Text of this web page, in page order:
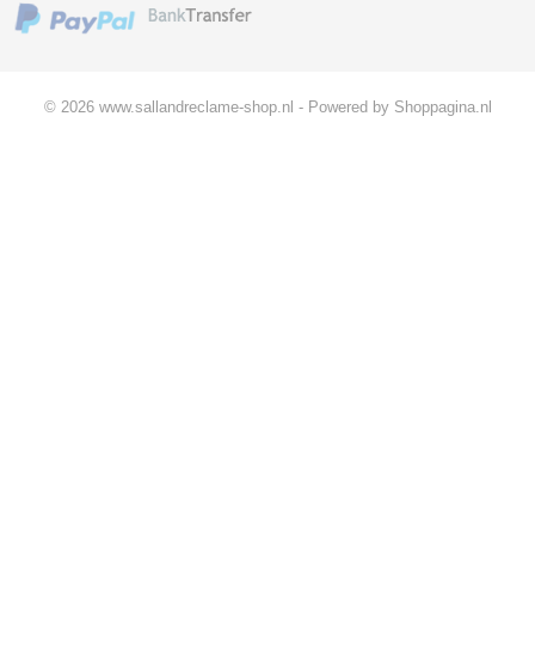
© 2026 www.sallandreclame-shop.nl - Powered by Shoppagina.nl